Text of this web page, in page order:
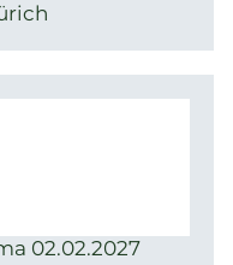
02.02.2027